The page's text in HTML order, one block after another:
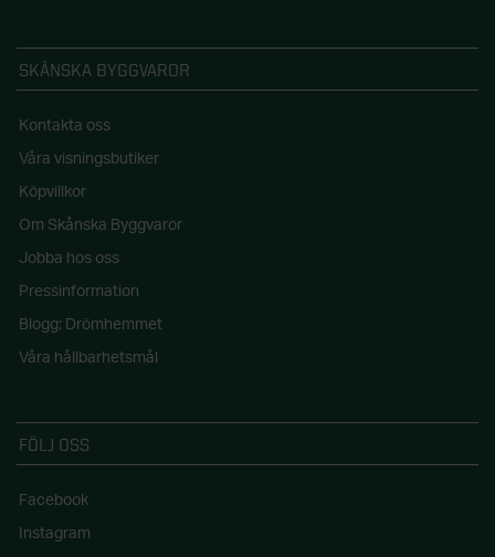
SKÅNSKA BYGGVAROR
Kontakta oss
Våra visningsbutiker
Köpvillkor
Om Skånska Byggvaror
Jobba hos oss
Pressinformation
Blogg: Drömhemmet
Våra hållbarhetsmål
FÖLJ OSS
Facebook
Instagram